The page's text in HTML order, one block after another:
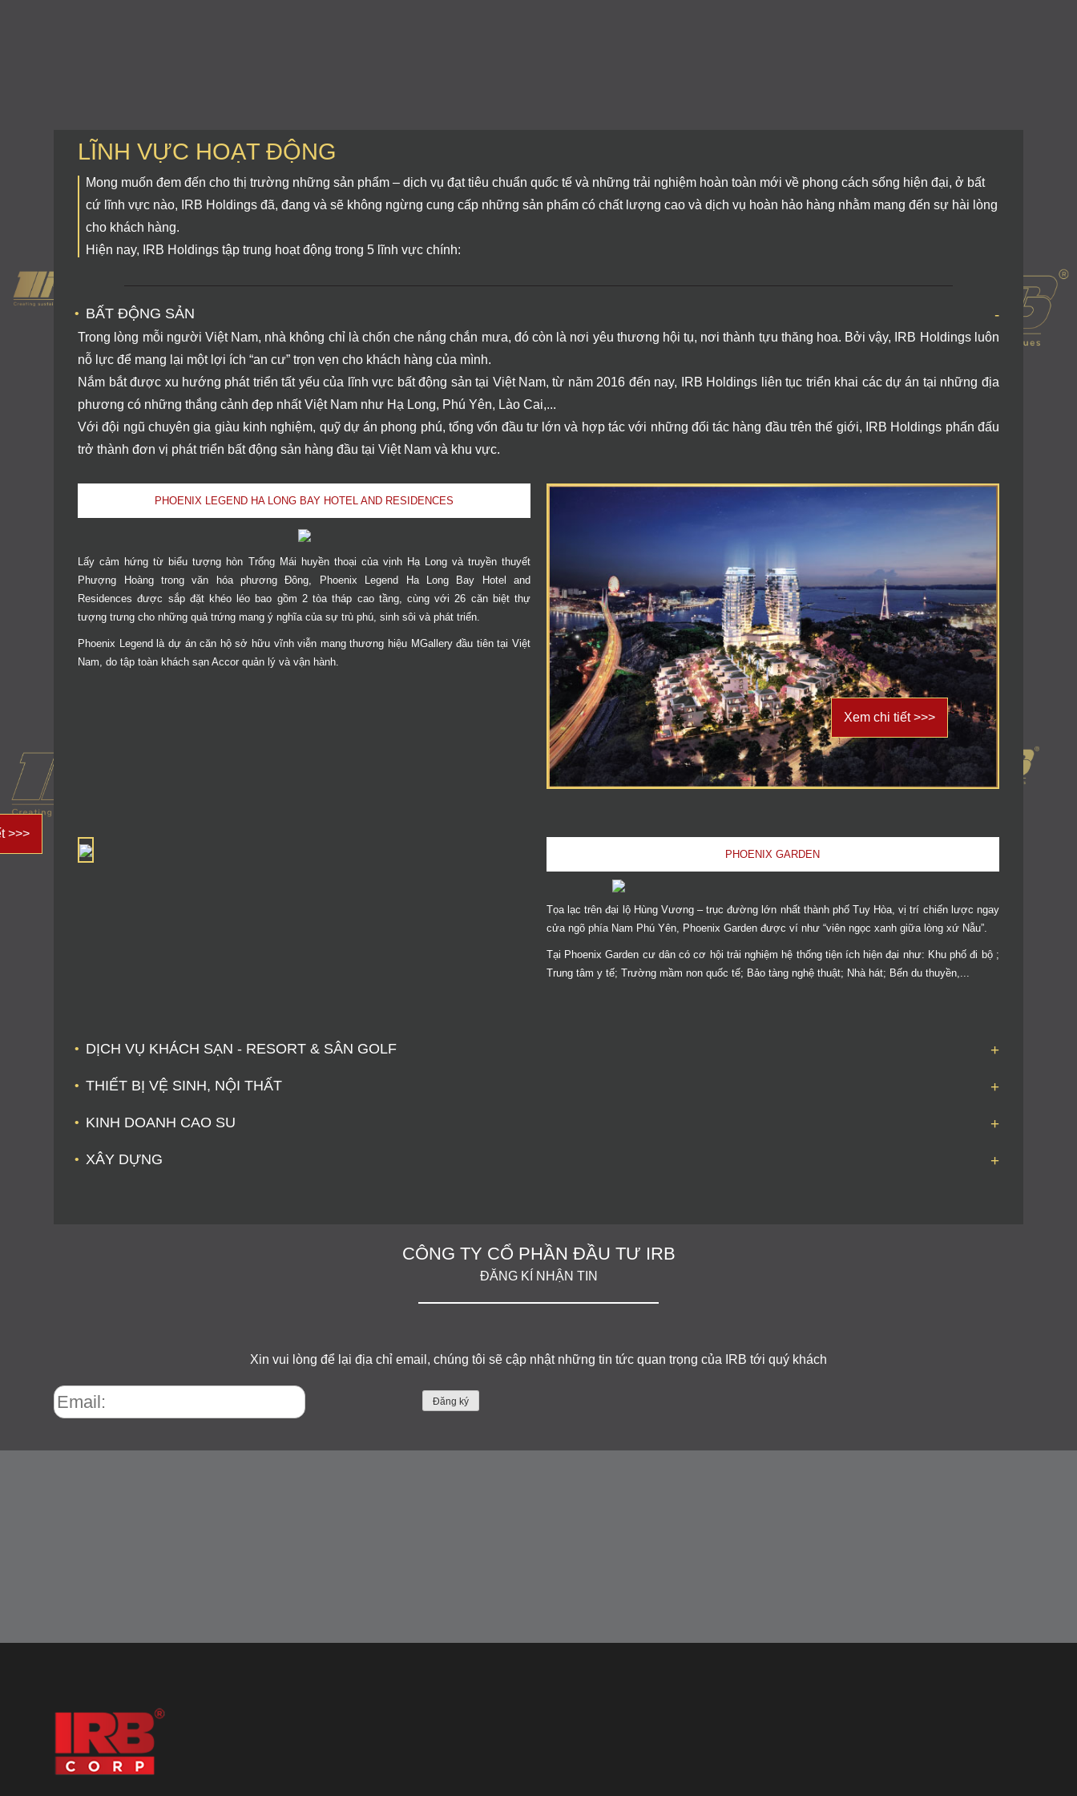
LĨNH VỰC HOẠT ĐỘNG
Mong muốn đem đến cho thị trường những sản phẩm – dịch vụ đạt tiêu chuẩn quốc tế và những trải nghiệm hoàn toàn mới về phong cách sống hiện đại, ở bất
cứ lĩnh vực nào, IRB Holdings đã, đang và sẽ không ngừng cung cấp những sản phẩm có chất lượng cao và dịch vụ hoàn hảo hàng nhằm mang đến sự hài lòng
cho khách hàng.
Hiện nay, IRB Holdings tập trung hoạt động trong 5 lĩnh vực chính:
-
BẤT ĐỘNG SẢN
Trong lòng mỗi người Việt Nam, nhà không chỉ là chốn che nắng chắn mưa, đó còn là nơi yêu thương hội tụ, nơi thành tựu thăng hoa. Bởi vậy, IRB Holdings luôn
nỗ lực để mang lại một lợi ích “an cư” trọn vẹn cho khách hàng của mình.
Nắm bắt được xu hướng phát triển tất yếu của lĩnh vực bất động sản tại Việt Nam, từ năm 2016 đến nay, IRB Holdings liên tục triển khai các dự án tại những địa
phương có những thắng cảnh đẹp nhất Việt Nam như Hạ Long, Phú Yên, Lào Cai,...
Với đội ngũ chuyên gia giàu kinh nghiệm, quỹ dự án phong phú, tổng vốn đầu tư lớn và hợp tác với những đối tác hàng đầu trên thế giới, IRB Holdings phấn đấu
trở thành đơn vị phát triển bất động sản hàng đầu tại Việt Nam và khu vực.
PHOENIX LEGEND HA LONG BAY HOTEL AND RESIDENCES
Lấy cảm hứng từ biểu tượng hòn Trống Mái huyền thoại của vịnh Hạ Long và truyền thuyết
Phượng Hoàng trong văn hóa phương Đông, Phoenix Legend Ha Long Bay Hotel and
Residences được sắp đặt khéo léo bao gồm 2 tòa tháp cao tầng, cùng với 26 căn biệt thự
tượng trưng cho những quả trứng mang ý nghĩa của sự trù phú, sinh sôi và phát triển.
Phoenix Legend là dự án căn hộ sở hữu vĩnh viễn mang thương hiệu MGallery đầu tiên tại Việt
Nam, do tập toàn khách sạn Accor quản lý và vận hành.
Xem chi tiết >>>
PHOENIX GARDEN
Tọa lạc trên đại lộ Hùng Vương – trục đường lớn nhất thành phố Tuy Hòa, vị trí chiến lược ngay
cửa ngõ phía Nam Phú Yên, Phoenix Garden được ví như “viên ngọc xanh giữa lòng xứ Nẫu”.
Tại Phoenix Garden cư dân có cơ hội trải nghiệm hệ thống tiện ích hiện đại như: Khu phố đi bộ ;
Trung tâm y tế; Trường mầm non quốc tế; Bảo tàng nghệ thuật; Nhà hát; Bến du thuyền,...
>>>
+
DỊCH VỤ KHÁCH SẠN - RESORT & SÂN GOLF
+
THIẾT BỊ VỆ SINH, NỘI THẤT
+
KINH DOANH CAO SU
+
XÂY DỰNG
CÔNG TY CỔ PHẦN ĐẦU TƯ IRB
ĐĂNG KÍ NHẬN TIN
Xin vui lòng để lại địa chỉ email, chúng tôi sẽ cập nhật những tin tức quan trọng của IRB tới quý khách